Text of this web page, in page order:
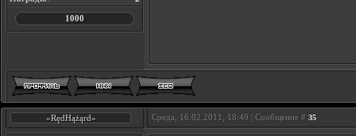
1000
«RędHążąrd» Среда, 16.02.2011, 18:49 | Сообщение # 35